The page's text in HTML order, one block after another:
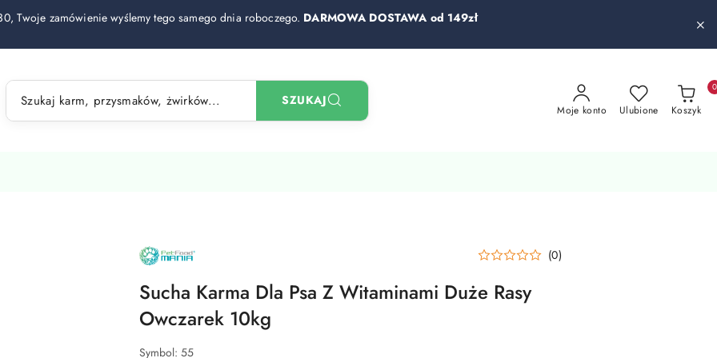
Twoje zamówienie wyślemy tego samego dnia roboczego. DARMOWA DOSTAWA od 149zł
Moje konto Ulubione Koszyk
0
NAZWA
PRODUCENTA:
FOOD
MANIA
Z
O.O.
(0)
Sucha Karma Dla Psa Z Witaminami Duże Rasy
Owczarek 10kg
Symbol: 55